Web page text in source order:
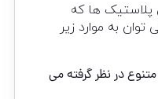
پلاستیک ها که
به موارد زیر
در نظر گرفته می